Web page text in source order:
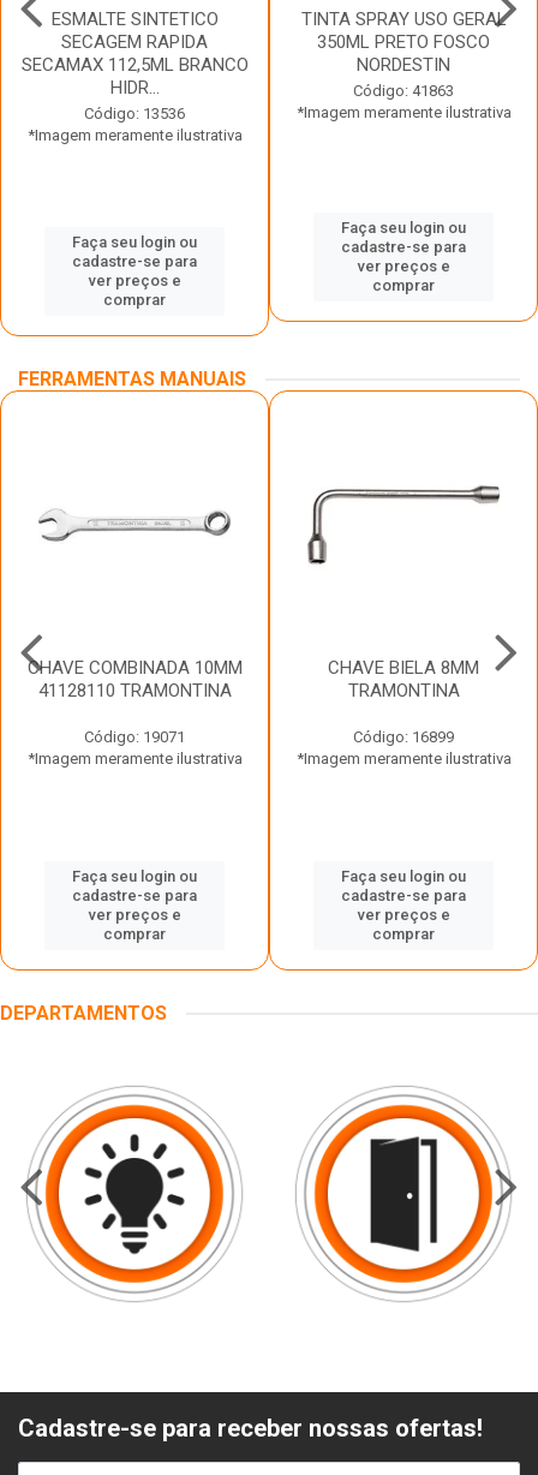
ESMALTE SINTETICO
SECAGEM RAPIDA
SECAMAX 112,5ML BRANCO
HIDR...
Código: 13536
*Imagem meramente ilustrativa
Faça seu login ou
cadastre-se para
ver preços e
comprar
TINTA SPRAY USO GERAL
350ML PRETO FOSCO
NORDESTIN
Código: 41863
*Imagem meramente ilustrativa
Faça seu login ou
cadastre-se para
ver preços e
comprar
FERRAMENTAS MANUAIS
CHAVE COMBINADA 10MM
41128110 TRAMONTINA
Código: 19071
*Imagem meramente ilustrativa
Faça seu login ou
cadastre-se para
ver preços e
comprar
CHAVE BIELA 8MM
TRAMONTINA
Código: 16899
*Imagem meramente ilustrativa
Faça seu login ou
cadastre-se para
ver preços e
comprar
DEPARTAMENTOS
Cadastre-se para receber nossas ofertas!